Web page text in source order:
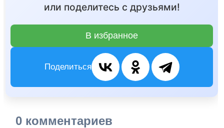
или поделитесь с друзьями!
В избранное
Поделиться
0 комментариев